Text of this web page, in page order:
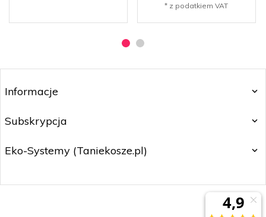
* z podatkiem VAT
Informacje
Subskrypcja
Eko-Systemy (Taniekosze.pl)